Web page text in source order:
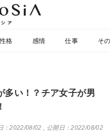
格 感情 仕事 そ
多い！？チア女子が男
：2022/08/02 , 公開日：2022/08/02